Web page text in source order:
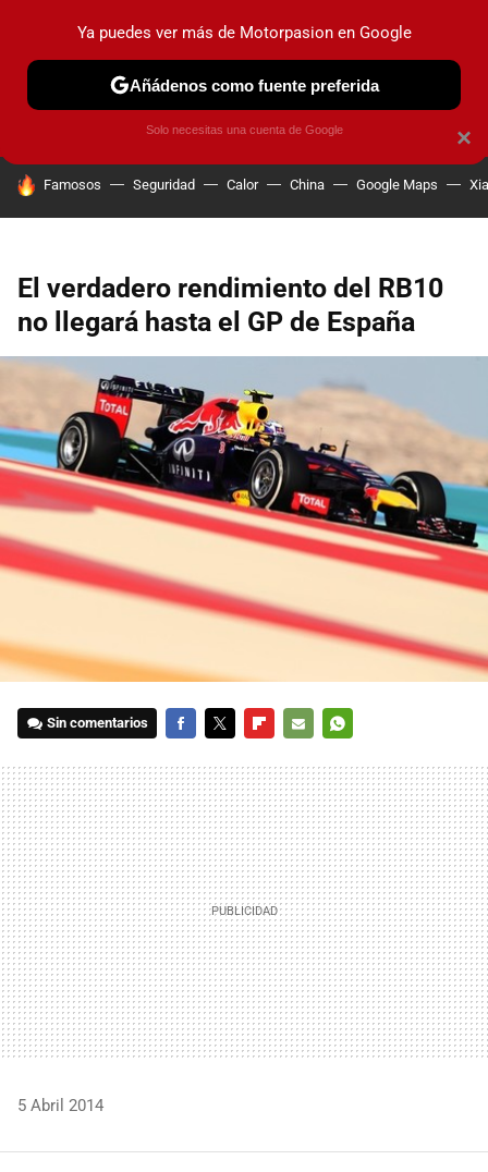
PRUEBAS COCHES ELÉCTRICOS OBSERVATORIO
HOY SE HABLA DE
Famosos Seguridad Calor China Google Maps
El verdadero rendimiento del RB10
no llegará hasta el GP de España
Sin comentarios
MAIL
5 Abril 2014
×
Ya puedes ver más de Motorpasion en Google
Añádenos como fuente preferida
Solo necesitas una cuenta de Google